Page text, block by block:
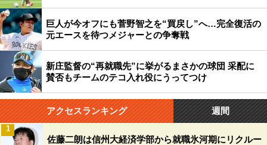
巨人が今オフにも菅野智之を“買戻し”へ…完全復活の
元エースを待つメジャーとの争奪戦
新庄監督の“再就職先”に挙がるまさかの球団 采配に
賛否もチームのテコ入れ役にうってつけ
アクセスランキング 週間
佐藤二朗は信州大経済学部から就職氷河期にリクルー
1